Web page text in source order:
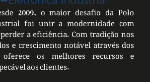
2009, o maior desafio da Polo
foi unir a modernidade com
a eficiência. Com tradição nos
e crescimento notável através dos
os melhores recursos e
aos clientes.